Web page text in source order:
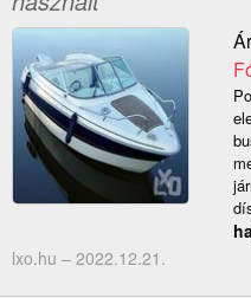
lxo.hu – 2022.12.21.